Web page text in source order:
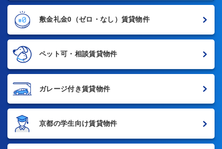
敷金礼金0 （ゼロ・なし）賃貸物件
ペット可・相談賃貸物件
ガレージ付き賃貸物件
京都の学生向け賃貸物件